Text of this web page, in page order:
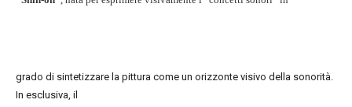
grado di sintetizzare la pittura come un orizzonte visivo della sonorità.
In esclusiva, il